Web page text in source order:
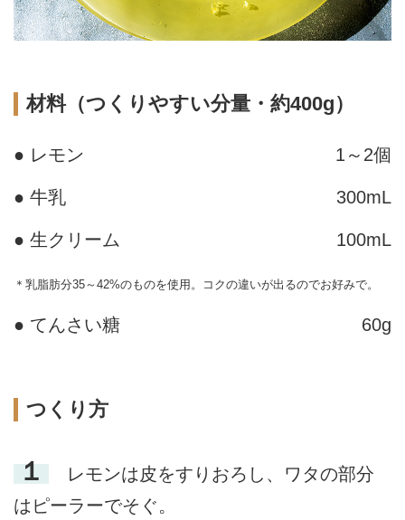
材料（つくりやすい分量・約400g）
● レモン 1～2個
● 牛乳 300mL
● 生クリーム 100mL
＊乳脂肪分35～42%のものを使用。コクの違いが出るのでお好みで。
● てんさい糖 60g
つくり方
１
レモンは皮をすりおろし、ワタの部分
はピーラーでそぐ。